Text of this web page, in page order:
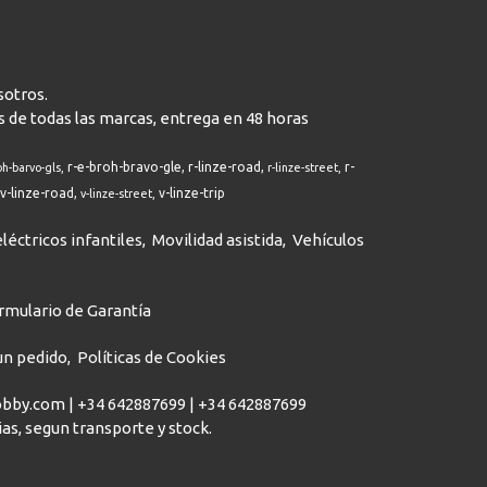
todas las marcas, entrega en 48 horas
barvo-gls r-e-broh-bravo-gle r-linze-road r-linze-street r-
v-linze-road v-linze-street v-linze-trip
infantiles Movilidad asistida Vehículos
de Garantía
pedido Políticas de Cookies
| +34 642887699 | +34 642887699
segun transporte y stock.